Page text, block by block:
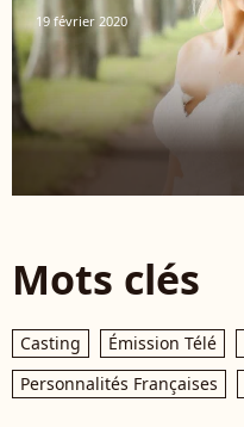
19 février 2020
Mots clés
Casting Émission Télé
Personnalités Françaises